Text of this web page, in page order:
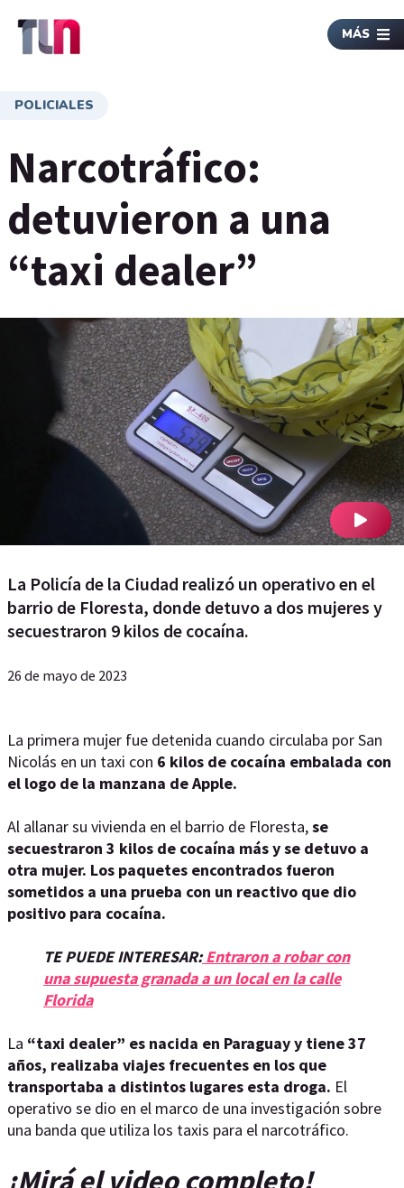
MÁS
POLICIALES
Narcotráfico:
detuvieron a una
“taxi dealer”
La Policía de la Ciudad realizó un operativo en el
barrio de Floresta, donde detuvo a dos mujeres y
secuestraron 9 kilos de cocaína.
26 de mayo de 2023
La primera mujer fue detenida cuando circulaba por San
Nicolás en un taxi con 6 kilos de cocaína embalada con
el logo de la manzana de Apple.
Al allanar su vivienda en el barrio de Floresta,se
secuestraron 3 kilos de cocaína más y se detuvo a
otra mujer. Los paquetes encontrados fueron
sometidos a una prueba con un reactivo que dio
positivo para cocaína.
TE PUEDE INTERESAR:Entraron a robar con
una supuesta granada a un local en la calle
Florida
La “taxi dealer” es nacida en Paraguay y tiene 37
años, realizaba viajes frecuentes en los que
transportaba a distintos lugares esta droga. El
operativo se dio en el marco de una investigación sobre
una banda que utiliza los taxis para el narcotráfico.
¡Mirá el video completo!